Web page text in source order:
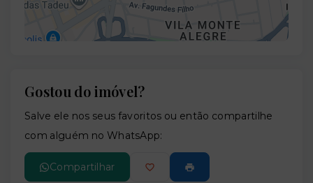
Gostou do imóvel?
Salve ele nos seus favoritos ou então compartilhe
com alguém no WhatsApp:
Compartilhar